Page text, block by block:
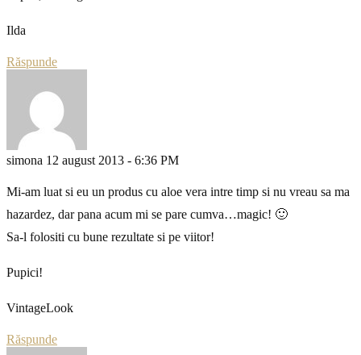
Ilda
Răspunde
simona 12 august 2013 - 6:36 PM
Mi-am luat si eu un produs cu aloe vera intre timp si nu vreau sa ma
hazardez, dar pana acum mi se pare cumva…magic! 🙂
Sa-l folositi cu bune rezultate si pe viitor!
Pupici!
VintageLook
Răspunde